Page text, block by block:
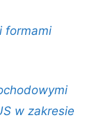
formami
w zakresie